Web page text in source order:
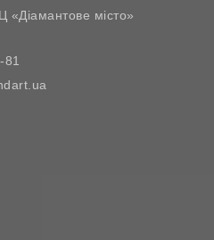
«Діамантове місто»